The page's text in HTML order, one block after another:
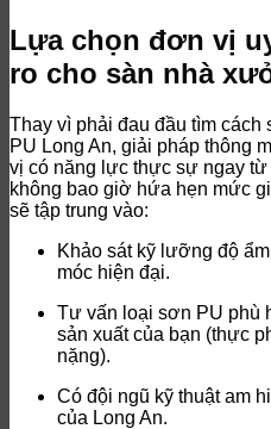
Lựa chọn đơn vị
ro cho sàn nhà
Thay vì phải đau đầu tìm
PU Long An, giải pháp thông
vị có năng lực thực sự ngay từ
không bao giờ hứa hẹn mức
sẽ tập trung vào:
Khảo sát kỹ lưỡng độ
móc hiện đại.
Tư vấn loại sơn PU phù
sản xuất của bạn (thực
nặng).
Có đội ngũ kỹ thuật am
của Long An.